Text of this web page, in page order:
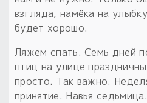
взгляда, намёка на
будет хорошо.
Ляжем спать. Семь дней
птиц на улице
просто. Так важно.
принятие. Навья седьмица.